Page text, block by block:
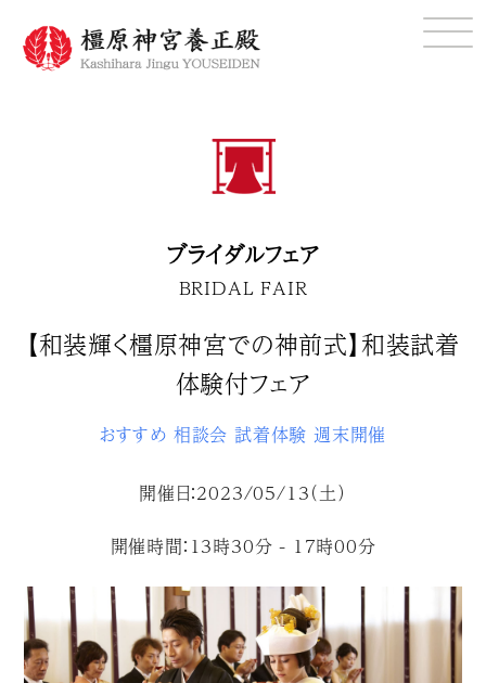
ブライダルフェア
BRIDAL FAIR
【和装輝く橿原神宮での神前式】和装試着
体験付フェア
おすすめ 相談会 試着体験 週末開催
開催日：2023/05/13（土）
開催時間：13時30分 - 17時00分